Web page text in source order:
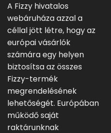
A Fizzy hivatalos
webáruháza azzal a
céllal jött létre, hogy az
európai vásárlók
számára egy helyen
biztosítsa az összes
Fizzy-termék
megrendelésének
lehetőségét. Európában
működő saját
raktárunknak